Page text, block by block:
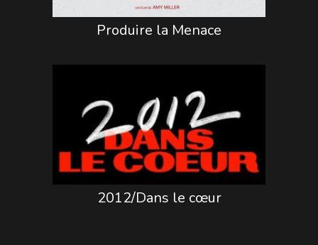
Produire la Menace
2012/Dans le cœur